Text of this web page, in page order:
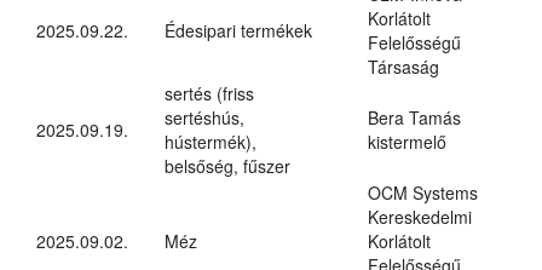
2025.09.22. Édesipari termékek
Korlátolt
Felelősségű
Társaság
2025.09.19.
sertés (friss
sertéshús,
hústermék),
belsőség, fűszer
Bera Tamás
kistermelő
2025.09.02. Méz
OCM Systems
Kereskedelmi
Korlátolt
Felelősségű